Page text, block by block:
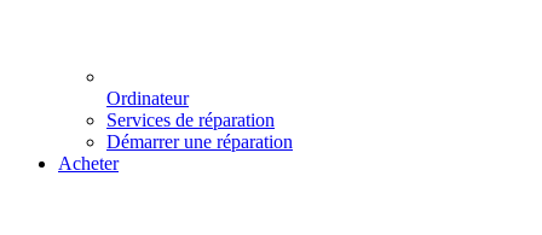
Ordinateur
Services de réparation
Démarrer une réparation
Acheter